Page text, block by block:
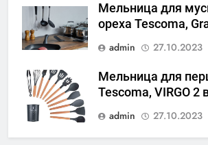
Мельница для
ореха Tescoma,
admin
27.10.2023
Мельница для
Tescoma, VIRGO 2
admin
27.10.2023